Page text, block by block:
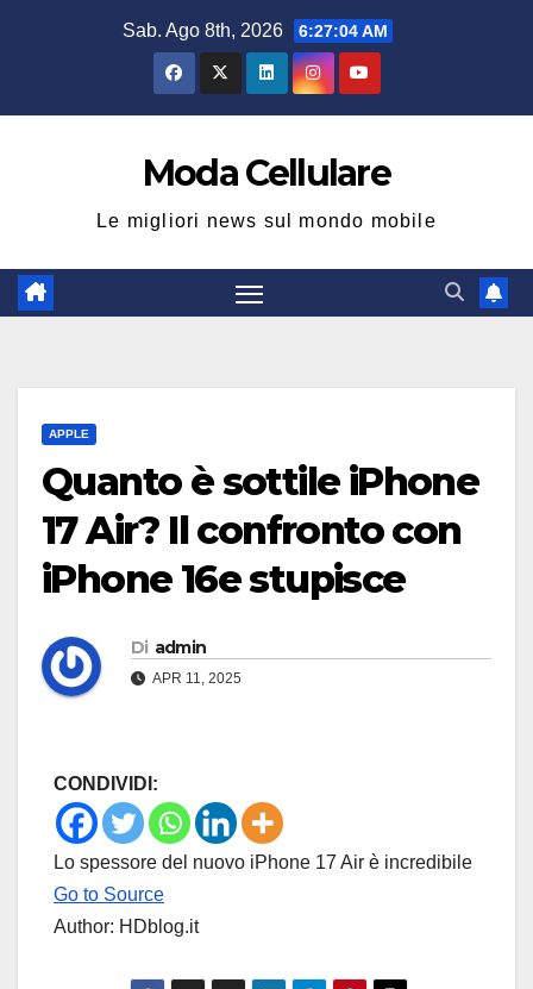
Sab. Ago 8th, 2026 6:27:05 AM
Moda Cellulare
Le migliori news sul mondo mobile
APPLE
Quanto è sottile iPhone
17 Air? Il confronto con
iPhone 16e stupisce
Di admin
APR 11, 2025
CONDIVIDI:
Lo spessore del nuovo iPhone 17 Air è incredibile
Go to Source
Author: HDblog.it